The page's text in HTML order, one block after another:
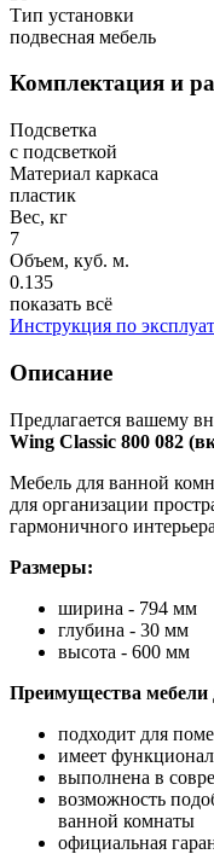
Тип установки
подвесная мебель
Комплектация и
Подсветка
с подсветкой
Материал каркаса
пластик
Вес, кг
7
Объем, куб. м.
0.135
показать всё
Инструкция по
Описание
Предлагается вашему
Wing Classic 800 082
Мебель для ванной
для организации
гармоничного
Размеры:
ширина - 794 мм
глубина - 30 мм
высота - 600 мм
Преимущества мебели
подходит для
имеет
выполнена в
возможность
ванной комнаты
официальная